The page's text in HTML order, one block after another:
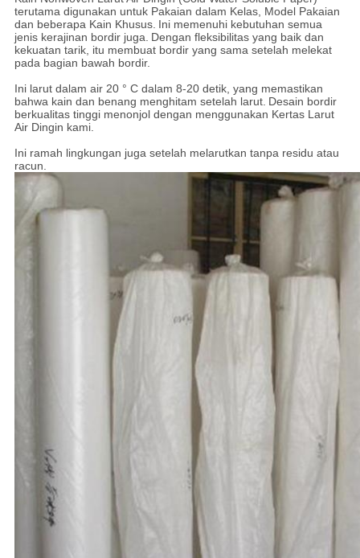
terutama digunakan untuk Pakaian dalam Kelas, Model Pakaian
dan beberapa Kain Khusus. Ini memenuhi kebutuhan semua
jenis kerajinan bordir juga. Dengan fleksibilitas yang baik dan
kekuatan tarik, itu membuat bordir yang sama setelah melekat
pada bagian bawah bordir.
Ini larut dalam air 20 ° C dalam 8-20 detik, yang memastikan
bahwa kain dan benang menghitam setelah larut. Desain bordir
berkualitas tinggi menonjol dengan menggunakan Kertas Larut
Air Dingin kami.
Ini ramah lingkungan juga setelah melarutkan tanpa residu atau
racun.